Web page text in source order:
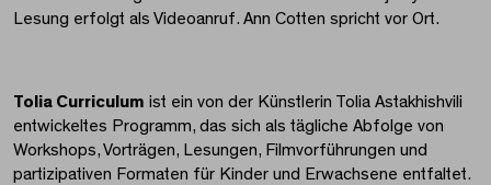
Lesung erfolgt als Videoanruf. Ann Cotten spricht vor Ort.
Tolia Curriculum ist ein von der Künstlerin Tolia Astakhishvili
entwickeltes Programm, das sich als tägliche Abfolge von
Workshops, Vorträgen, Lesungen, Filmvorführungen und
partizipativen Formaten für Kinder und Erwachsene entfaltet.